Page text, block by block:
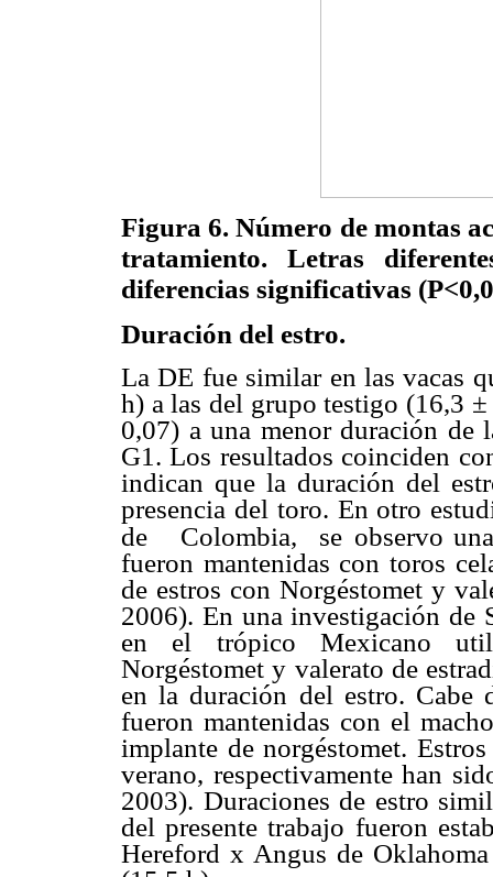
Figura 6. Número de montas
tratamiento. Letras
diferencias significativas
Duración del estro.
La DE fue similar en las vacas
h) a las del grupo testigo (16,3
0,07) a una menor duración de
G1. Los resultados coinciden
indican que la duración del
presencia del toro. En otro
de Colombia, se observo
fueron mantenidas con toros
de estros con Norgéstomet y
2006). En una investigación de
en el trópico Mexicano
Norgéstomet y valerato de
en la duración del estro. Cabe
fueron mantenidas con el
implante de norgéstomet.
verano, respectivamente han
2003). Duraciones de estro
del presente trabajo fueron
Hereford x Angus de